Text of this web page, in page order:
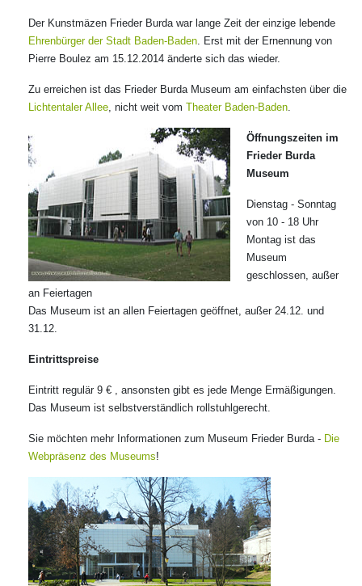
Der Kunstmäzen Frieder Burda war lange Zeit der einzige lebende
Ehrenbürger der Stadt Baden-Baden. Erst mit der Ernennung von
Pierre Boulez am 15.12.2014 änderte sich das wieder.
Zu erreichen ist das Frieder Burda Museum am einfachsten über die
Lichtentaler Allee, nicht weit vom Theater Baden-Baden.
Öffnungszeiten im
Frieder Burda
Museum
Dienstag - Sonntag
von 10 - 18 Uhr
Montag ist das
Museum
geschlossen, außer
an Feiertagen
Das Museum ist an allen Feiertagen geöffnet, außer 24.12. und
31.12.
Eintrittspreise
Eintritt regulär 9 € , ansonsten gibt es jede Menge Ermäßigungen.
Das Museum ist selbstverständlich rollstuhlgerecht.
Sie möchten mehr Informationen zum Museum Frieder Burda - Die
Webpräsenz des Museums!